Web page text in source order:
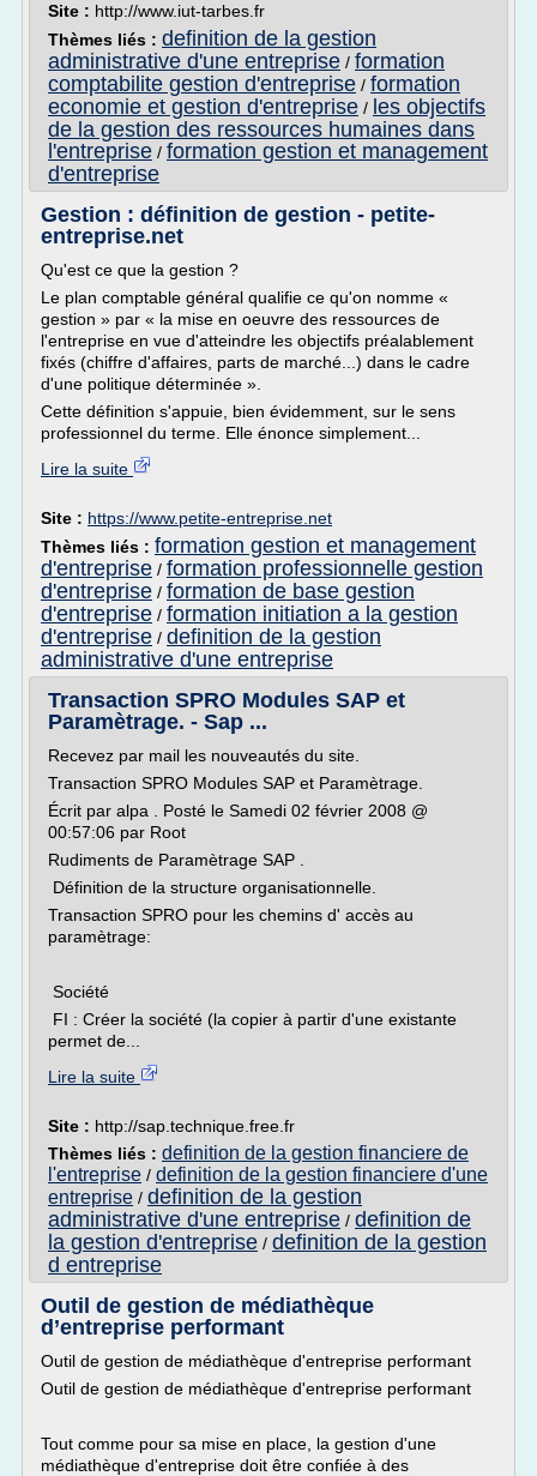
Site : http://www.iut-tarbes.fr
Thèmes liés : definition de la gestion
administrative d'une entreprise / formation
comptabilite gestion d'entreprise / formation
economie et gestion d'entreprise / les objectifs
de la gestion des ressources humaines dans
l'entreprise / formation gestion et management
d'entreprise
Gestion : définition de gestion - petite-
entreprise.net
Qu'est ce que la gestion ?
Le plan comptable général qualifie ce qu'on nomme «
gestion » par « la mise en oeuvre des ressources de
l'entreprise en vue d'atteindre les objectifs préalablement
fixés (chiffre d'affaires, parts de marché...) dans le cadre
d'une politique déterminée ».
Cette définition s'appuie, bien évidemment, sur le sens
professionnel du terme. Elle énonce simplement...
Lire la suite
Site : https://www.petite-entreprise.net
Thèmes liés : formation gestion et management
d'entreprise / formation professionnelle gestion
d'entreprise / formation de base gestion
d'entreprise / formation initiation a la gestion
d'entreprise / definition de la gestion
administrative d'une entreprise
Transaction SPRO Modules SAP et
Paramètrage. - Sap ...
Recevez par mail les nouveautés du site.
Transaction SPRO Modules SAP et Paramètrage.
Écrit par alpa . Posté le Samedi 02 février 2008 @
00:57:06 par Root
Rudiments de Paramètrage SAP .
Définition de la structure organisationnelle.
Transaction SPRO pour les chemins d' accès au
paramètrage:
Société
FI : Créer la société (la copier à partir d'une existante
permet de...
Lire la suite
Site : http://sap.technique.free.fr
Thèmes liés : definition de la gestion financiere de
l'entreprise / definition de la gestion financiere d'une
entreprise / definition de la gestion
administrative d'une entreprise / definition de
la gestion d'entreprise / definition de la gestion
d entreprise
Outil de gestion de médiathèque
d’entreprise performant
Outil de gestion de médiathèque d'entreprise performant
Outil de gestion de médiathèque d'entreprise performant
Tout comme pour sa mise en place, la gestion d'une
médiathèque d'entreprise doit être confiée à des